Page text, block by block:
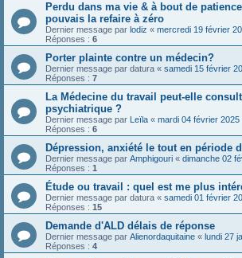
Perdu dans ma vie & à bout de
pouvais la refaire à zéro
Dernier message par lodiz « mercredi 19 février
Réponses : 6
Porter plainte contre un médecin?
Dernier message par datura « samedi 15 février
Réponses : 7
La Médecine du travail peut-elle
psychiatrique ?
Dernier message par Leïla « mardi 04 février 2025
Réponses : 6
Dépression, anxiété le tout en période
Dernier message par Amphigouri « dimanche 02
Réponses : 1
Étude ou travail : quel est me plus
Dernier message par datura « samedi 01 février
Réponses : 15
Demande d'ALD délais de réponse
Dernier message par Alienordaquitaine « lundi 27
Réponses : 4